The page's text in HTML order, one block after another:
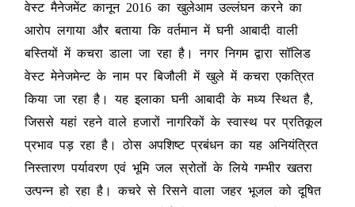
वेस्ट मैनेजमेंट कानून 2016 का खुलेआम उल्लंघन करने का
आरोप लगाया और बताया कि वर्तमान में घनी आबादी वाली
बस्तियों में कचरा डाला जा रहा है। नगर निगम द्वारा सॉलिड
वेस्ट मेनेजमेन्ट के नाम पर बिजौली में खुले में कचरा एकत्रित
किया जा रहा है। यह इलाका घनी आबादी के मध्य स्थित है,
जिससे यहां रहने वाले हजारों नागरिकों के स्वास्थ पर प्रतिकूल
प्रभाव पड़ रहा है। ठोस अपशिष्ट प्रबंधन का यह अनियंत्रित
निस्तारण पर्यावरण एवं भूमि जल स्रोतों के लिये गम्भीर खतरा
उत्पन्न हो रहा है। कचरे से रिसने वाला जहर भूजल को दूषित